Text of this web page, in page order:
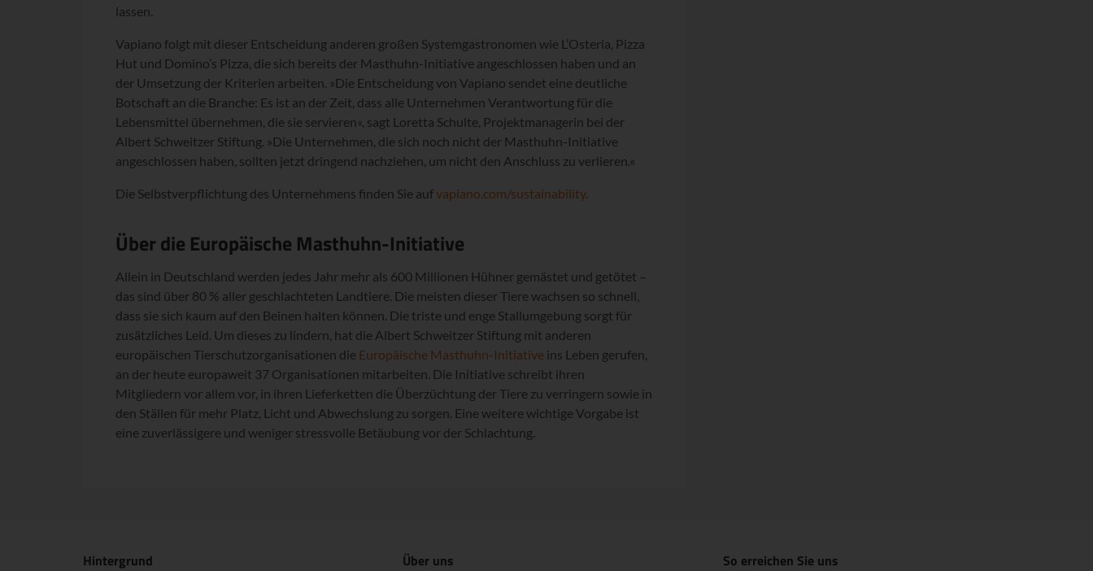
lassen.
Vapiano folgt mit dieser Entscheidung anderen großen Systemgastronomen wie L’Osteria, Pizza
Hut und Domino’s Pizza, die sich bereits der Masthuhn-Initiative angeschlossen haben und an
der Umsetzung der Kriterien arbeiten. »Die Entscheidung von Vapiano sendet eine deutliche
Botschaft an die Branche: Es ist an der Zeit, dass alle Unternehmen Verantwortung für die
Lebensmittel übernehmen, die sie servieren«, sagt Loretta Schulte, Projektmanagerin bei der
Albert Schweitzer Stiftung. »Die Unternehmen, die sich noch nicht der Masthuhn-Initiative
angeschlossen haben, sollten jetzt dringend nachziehen, um nicht den Anschluss zu verlieren.«
Die Selbstverpflichtung des Unternehmens finden Sie aufvapiano.com/sustainability.
Über die Europäische Masthuhn-Initiative
Allein in Deutschland werden jedes Jahr mehr als 600 Millionen Hühner gemästet und getötet –
das sind über 80 % aller geschlachteten Landtiere. Die meisten dieser Tiere wachsen so schnell,
dass sie sich kaum auf den Beinen halten können. Die triste und enge Stallumgebung sorgt für
zusätzliches Leid. Um dieses zu lindern, hat die Albert Schweitzer Stiftung mit anderen
europäischen Tierschutzorganisationen die Europäische Masthuhn-Initiative ins Leben gerufen,
an der heute europaweit 37 Organisationen mitarbeiten. Die Initiative schreibt ihren
Mitgliedern vor allem vor, in ihren Lieferketten die Überzüchtung der Tiere zu verringern sowie in
den Ställen für mehr Platz, Licht und Abwechslung zu sorgen. Eine weitere wichtige Vorgabe ist
eine zuverlässigere und weniger stressvolle Betäubung vor der Schlachtung.
Hintergrund Über uns So erreichen Sie uns